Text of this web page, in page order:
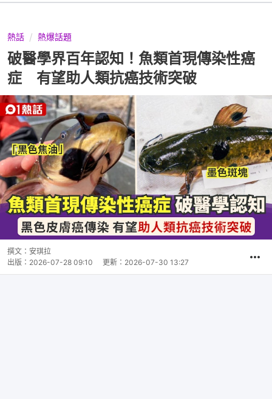
熱話 熱爆話題
破醫學界百年認知！魚類首現傳染性癌
症 有望助人類抗癌技術突破
撰文： 安琪拉
出版： 2026-07-28 09:10 更新： 2026-07-30 13:27